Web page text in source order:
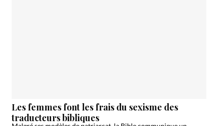
Devise:CHF
Les femmes font les frais du sexisme des
traducteurs bibliques